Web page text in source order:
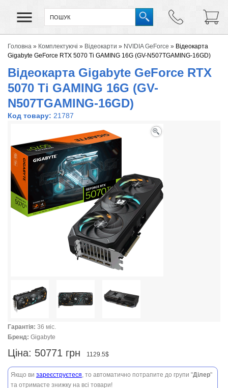
Головна » Комплектуючі » Відеокарти » NVIDIA GeForce » Відеокарта
Gigabyte GeForce RTX 5070 Ti GAMING 16G (GV-N507TGAMING-16GD)
Відеокарта Gigabyte GeForce RTX
5070 Ti GAMING 16G (GV-
N507TGAMING-16GD)
Код товару: 21787
Гарантія: 36 міс.
Бренд: Gigabyte
Ціна: 50771 грн 1129.5$
Якщо ви зареєструєтеся, то автоматично потрапите до групи "Ділер"
та отримаєте знижку на всі товари!